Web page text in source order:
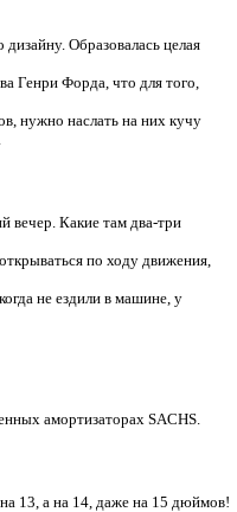
дизайну. Образовалась целая
Генри Форда, что для того,
нужно наслать на них кучу
вечер. Какие там два-три
по ходу движения,
не ездили в машине, у
амортизаторах SACHS.
13, а на 14, даже на 15 дюймов!